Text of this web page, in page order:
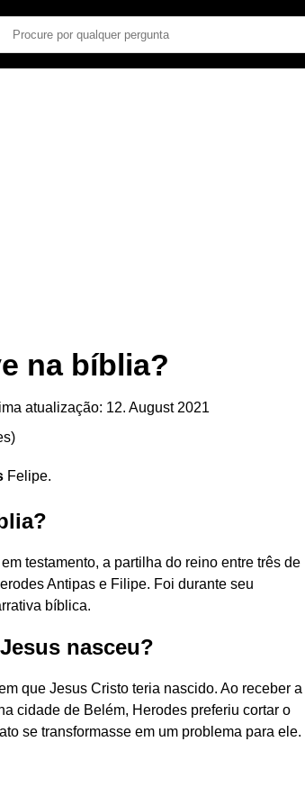
na bíblia?
atualização: 12. August 2021
)
Felipe.
testamento, a partilha do reino entre três de
Antipas e Filipe. Foi durante seu
bíblica.
nasceu?
que Jesus Cristo teria nascido. Ao receber a
cidade de Belém, Herodes preferiu cortar o
se transformasse em um problema para ele.